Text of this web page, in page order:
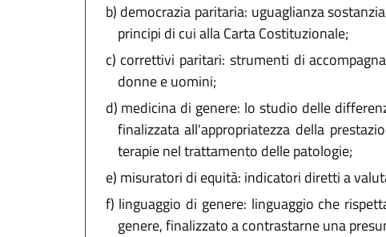
b) democrazia paritaria: uguaglianza
principi di cui alla Carta Costituzionale;
c) correttivi paritari: strumenti di
donne e uomini;
d) medicina di genere: lo studio delle
finalizzata all'appropriatezza della
terapie nel trattamento delle patologie;
e) misuratori di equità: indicatori diretti a
f) linguaggio di genere: linguaggio che
genere, finalizzato a contrastarne una